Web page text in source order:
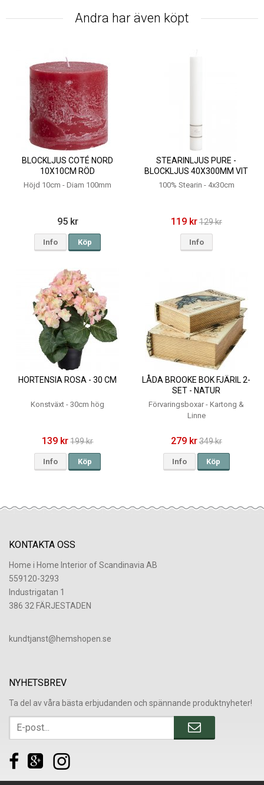
Andra har även köpt
BLOCKLJUS COTÉ NORD
10X10CM RÖD
Höjd 10cm - Diam 100mm
95 kr
Info Köp
STEARINLJUS PURE -
BLOCKLJUS 40X300MM VIT
100% Stearin - 4x30cm
119 kr129 kr
Info
HORTENSIA ROSA - 30 CM
Konstväxt - 30cm hög
139 kr 199 kr
Info Köp
LÅDA BROOKE BOK FJÄRIL 2-
SET - NATUR
Förvaringsboxar - Kartong &
Linne
279 kr349 kr
Info Köp
KONTAKTA OSS
Home i Home Interior of Scandinavia AB
559120-3293
Industrigatan 1
386 32 FÄRJESTADEN
​kundtjanst@hemshopen.se
NYHETSBREV
Ta del av våra bästa erbjudanden och spännande produktnyheter!